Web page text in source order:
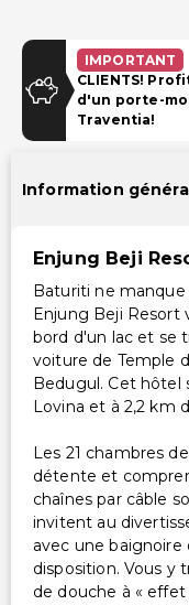
IMPORTANT
CLIENTS!
d'un porte-
Traventia!
Information
Enjung Beji
Baturiti ne manque
Enjung Beji Resort
bord d'un lac et se
voiture de Temple
Bedugul. Cet hôtel
Lovina et à 2,2 km
Les 21 chambres
détente et
chaînes par câble
invitent au
avec une
disposition. Vous
de douche à «